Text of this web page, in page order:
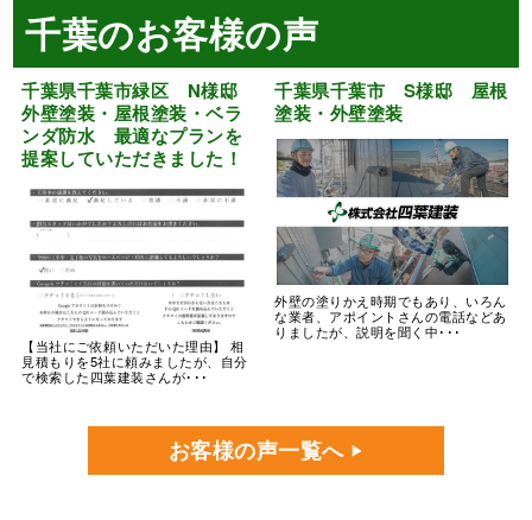
千葉のお客様の声
千葉県千葉市緑区 N様邸
外壁塗装・屋根塗装・ベラ
ンダ防水 最適なプランを
提案していただきました！
【当社にご依頼いただいた理由】 相
見積もりを5社に頼みましたが、自分
で検索した四葉建装さんが･･･
千葉県千葉市 S様邸 屋根
塗装・外壁塗装
外壁の塗りかえ時期でもあり、いろん
な業者、アポイントさんの電話などあ
りましたが、説明を聞く中･･･
お客様の声一覧へ